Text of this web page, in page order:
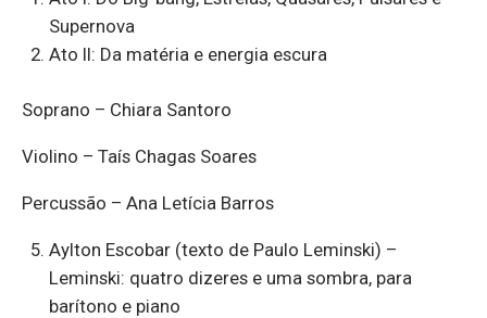
Supernova
Ato II: Da matéria e energia escura
Soprano – Chiara Santoro
Violino – Taís Chagas Soares
Percussão – Ana Letícia Barros
Aylton Escobar (texto de Paulo Leminski) –
Leminski: quatro dizeres e uma sombra, para
barítono e piano